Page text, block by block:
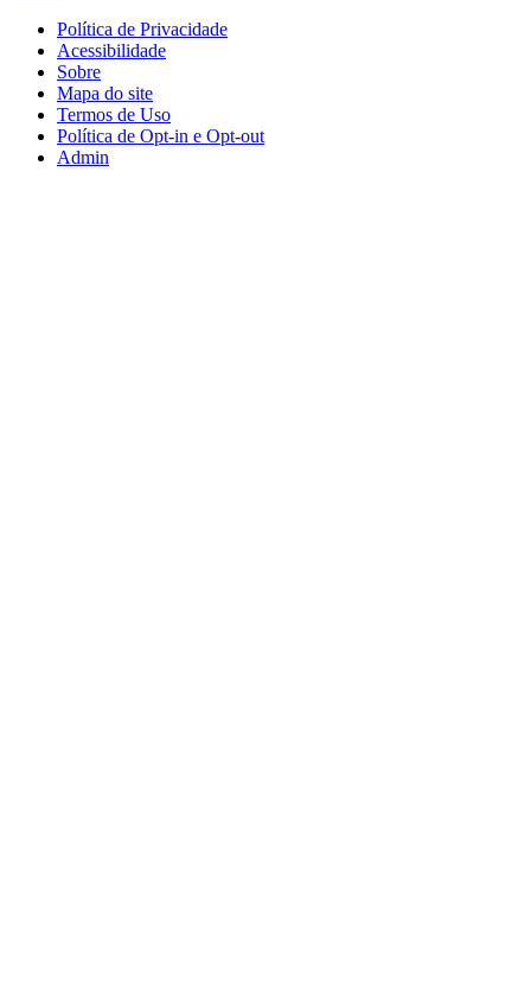
Política de Privacidade
Acessibilidade
Sobre
Mapa do site
Termos de Uso
Política de Opt-in e Opt-out
Admin